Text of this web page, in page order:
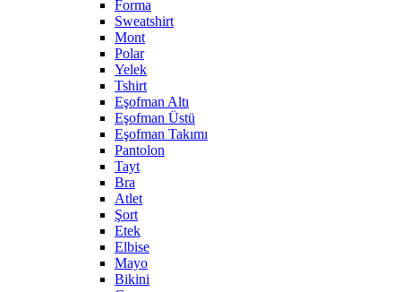
Forma
Sweatshirt
Mont
Polar
Yelek
Tshirt
Eşofman Altı
Eşofman Üstü
Eşofman Takımı
Pantolon
Tayt
Bra
Atlet
Şort
Etek
Elbise
Mayo
Bikini